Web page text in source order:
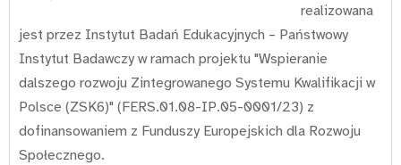
realizowana
jest przez Instytut Badań Edukacyjnych – Państwowy
Instytut Badawczy w ramach projektu "Wspieranie
dalszego rozwoju Zintegrowanego Systemu Kwalifikacji w
Polsce (ZSK6)" (FERS.01.08-IP.05-0001/23) z
dofinansowaniem z Funduszy Europejskich dla Rozwoju
Społecznego.